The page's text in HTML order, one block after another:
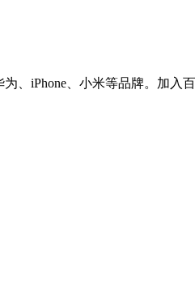
iPhone、小米等品牌。加入